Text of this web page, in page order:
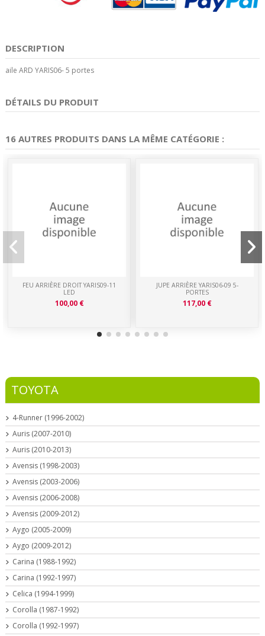
DESCRIPTION
aile ARD YARIS06- 5 portes
DÉTAILS DU PRODUIT
16 AUTRES PRODUITS DANS LA MÊME CATÉGORIE :
FEU ARRIÈRE DROIT YARIS09-11
LED
100,00 €
JUPE ARRIÈRE YARIS06-09 5-
PORTES
117,00 €
TOYOTA
4-Runner (1996-2002)
Auris (2007-2010)
Auris (2010-2013)
Avensis (1998-2003)
Avensis (2003-2006)
Avensis (2006-2008)
Avensis (2009-2012)
Aygo (2005-2009)
Aygo (2009-2012)
Carina (1988-1992)
Carina (1992-1997)
Celica (1994-1999)
Corolla (1987-1992)
Corolla (1992-1997)